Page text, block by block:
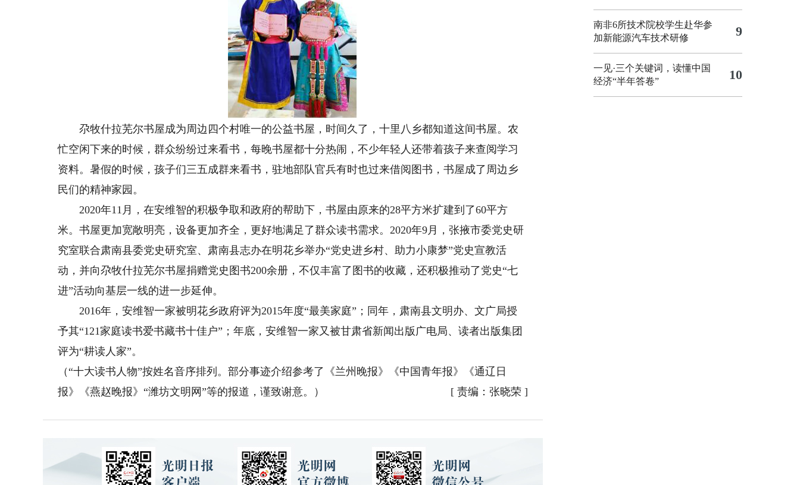
尕牧什拉芜尔书屋成为周边四个村唯一的公益书屋，时间久了，十里八乡都知道这间书屋。农
忙空闲下来的时候，群众纷纷过来看书，每晚书屋都十分热闹，不少年轻人还带着孩子来查阅学习
资料。暑假的时候，孩子们三五成群来看书，驻地部队官兵有时也过来借阅图书，书屋成了周边乡
民们的精神家园。
2020年11月，在安维智的积极争取和政府的帮助下，书屋由原来的28平方米扩建到了60平方
米。书屋更加宽敞明亮，设备更加齐全，更好地满足了群众读书需求。2020年9月，张掖市委党史研
究室联合肃南县委党史研究室、肃南县志办在明花乡举办“党史进乡村、助力小康梦”党史宣教活
动，并向尕牧什拉芜尔书屋捐赠党史图书200余册，不仅丰富了图书的收藏，还积极推动了党史“七
进”活动向基层一线的进一步延伸。
2016年，安维智一家被明花乡政府评为2015年度“最美家庭”；同年，肃南县文明办、文广局授
予其“121家庭读书爱书藏书十佳户”；年底，安维智一家又被甘肃省新闻出版广电局、读者出版集团
评为“耕读人家”。
（“十大读书人物”按姓名音序排列。部分事迹介绍参考了《兰州晚报》《中国青年报》《通辽日
报》《燕赵晚报》“潍坊文明网”等的报道，谨致谢意。）
[ 责编：张晓荣]
南非6所技术院校学生赴华参
加新能源汽车技术研修
9
一见·三个关键词，读懂中国
经济“半年答卷”
10